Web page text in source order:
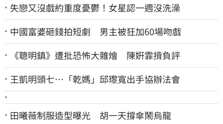
失戀又沒戲約重度憂鬱！女星認一週沒洗澡
中國富婆砸錢拍短劇 男主被狂加60場吻戲
《聰明鎮》遭批恐怖大雜燴 陳姸霏揹負評
王凱明頭七…「乾媽」邱瓈寬出手協辦法會
田曦薇制服造型曝光 胡一天撐傘鬧烏龍